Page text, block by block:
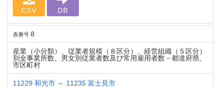
CSV DB
表番号 8
産業（小分類）、従業者規模（８区分）、経営組織（５区分）
別全事業所数、男女別従業者数及び常用雇用者数－都道府県、
市区町村
11229 和光市 ～ 11235 富士見市